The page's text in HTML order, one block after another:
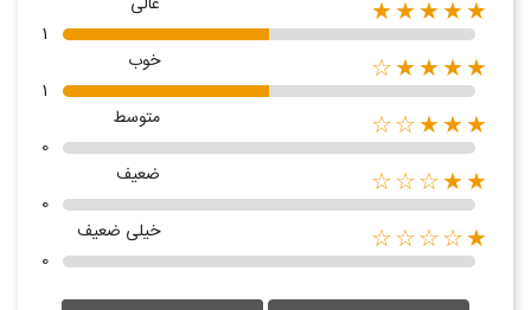
★★★★★
1
★★★★☆
خوب
1
★★★☆☆
متوسط
0
★★☆☆☆
ضعیف
0
★☆☆☆☆
خیلی ضعیف
0